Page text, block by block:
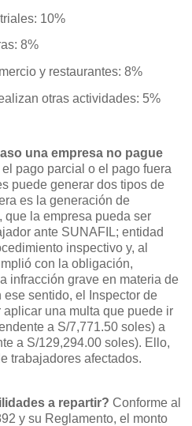
10%
8%
y restaurantes: 8%
otras actividades: 5%
una empresa no pague
pago parcial o el pago fuera
puede generar dos tipos de
es la generación de
que la empresa pueda ser
ante SUNAFIL; entidad
inspectivo y, al
con la obligación,
infracción grave en materia de
sentido, el Inspector de
una multa que puede ir
a S/7,771.50 soles) a
a S/129,294.00 soles). Ello,
trabajadores afectados.
a repartir? Conforme al
y su Reglamento, el monto